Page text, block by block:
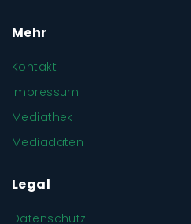
Mehr
Kontakt
Impressum
Mediathek
Mediadaten
Legal
Datenschutz